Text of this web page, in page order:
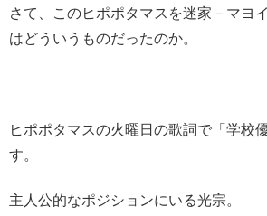
さて、このヒポポタマスを迷家－マヨ
はどういうものだったのか。
ヒポポタマスの火曜日の歌詞で「学校
す。
主人公的なポジションにいる光宗。